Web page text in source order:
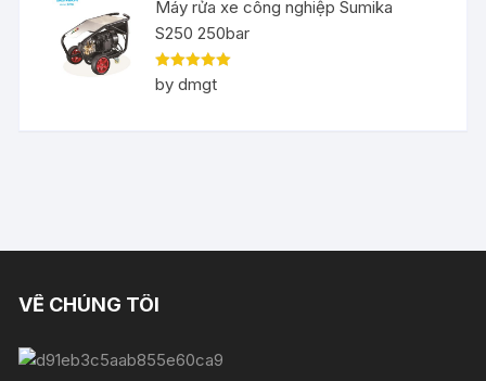
Máy rửa xe công nghiệp Sumika
S250 250bar
Rated5out
of 5
by dmgt
VỀ CHÚNG TÔI